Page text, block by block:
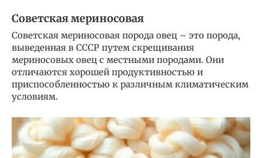
Советская мериносовая
Советская мериносовая порода овец – это порода,
выведенная в СССР путем скрещивания
мериносовых овец с местными породами. Они
отличаются хорошей продуктивностью и
приспособленностью к различным климатическим
условиям.